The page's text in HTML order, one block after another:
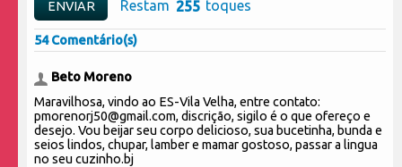
Restam toques
54 Comentário(s)
Beto Moreno
Maravilhosa, vindo ao ES-Vila Velha, entre contato:
pmorenorj50@gmail.com, discrição, sigilo é o que ofereço e
desejo. Vou beijar seu corpo delicioso, sua bucetinha, bunda e
seios lindos, chupar, lamber e mamar gostoso, passar a lingua
no seu cuzinho.bj